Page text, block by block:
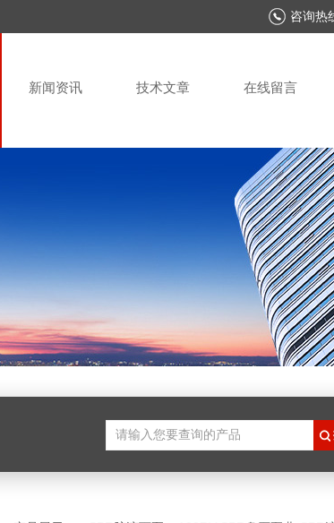
咨询热
新闻资讯 技术文章 在线留言